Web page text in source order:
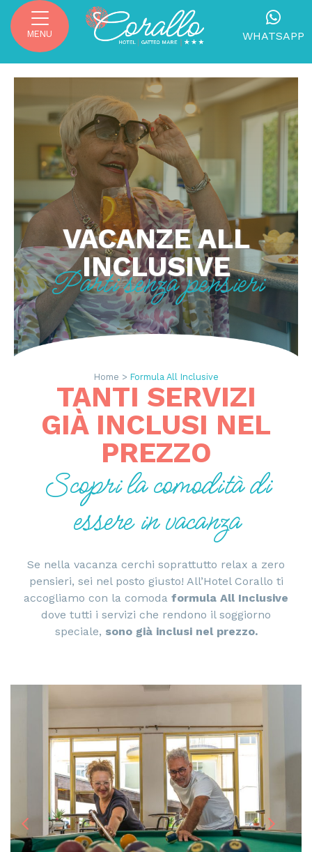
MENU WHATSAPP
VACANZE ALL
INCLUSIVE
Parti senza pensieri
Home > Formula All Inclusive
TANTI SERVIZI
GIÀ INCLUSI NEL
PREZZO
Scopri la comodità di
essere in vacanza
Se nella vacanza cerchi soprattutto relax a zero
pensieri, sei nel posto giusto! All’Hotel Corallo ti
accogliamo con la comoda formula All Inclusive
dove tutti i servizi che rendono il soggiorno
speciale, sono già inclusi nel prezzo.